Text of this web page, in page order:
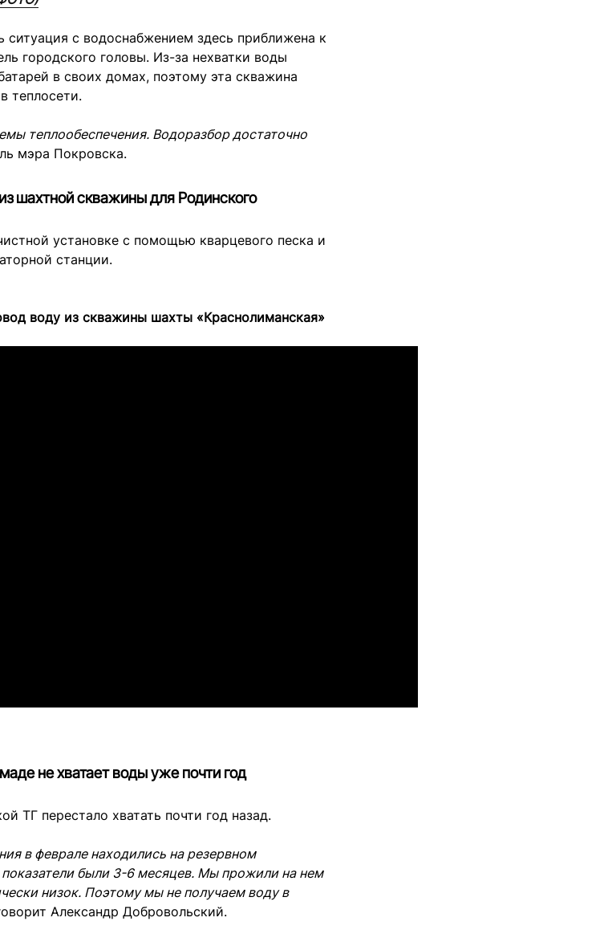
с водоснабжением здесь приближена к
городского головы. Из-за нехватки воды
в своих домах, поэтому эта скважина
теплосети.
теплообеспечения. Водоразбор достаточно
мэра Покровска.
шахтной скважины для Родинского
установке с помощью кварцевого песка и
станции.
воду из скважины шахты «Краснолиманская»
не хватает воды уже почти год
ТГ перестало хватать почти год назад.
в феврале находились на резервном
были 3-6 месяцев. Мы прожили на нем
низок. Поэтому мы не получаем воду в
Александр Добровольский.